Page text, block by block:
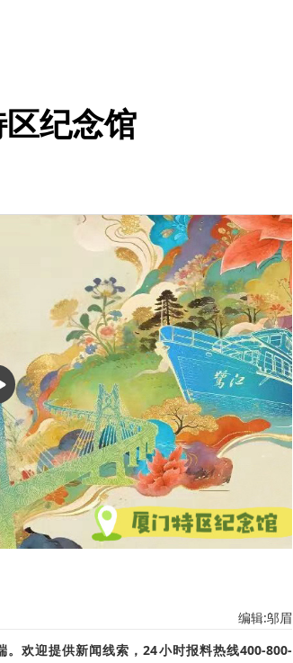
纪念馆
编辑:邬眉
欢迎提供新闻线索，24小时报料热线400-800-